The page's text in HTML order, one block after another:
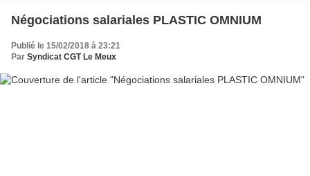
Négociations salariales PLASTIC OMNIUM
Publié le 15/02/2018 à 23:21
Par Syndicat CGT Le Meux